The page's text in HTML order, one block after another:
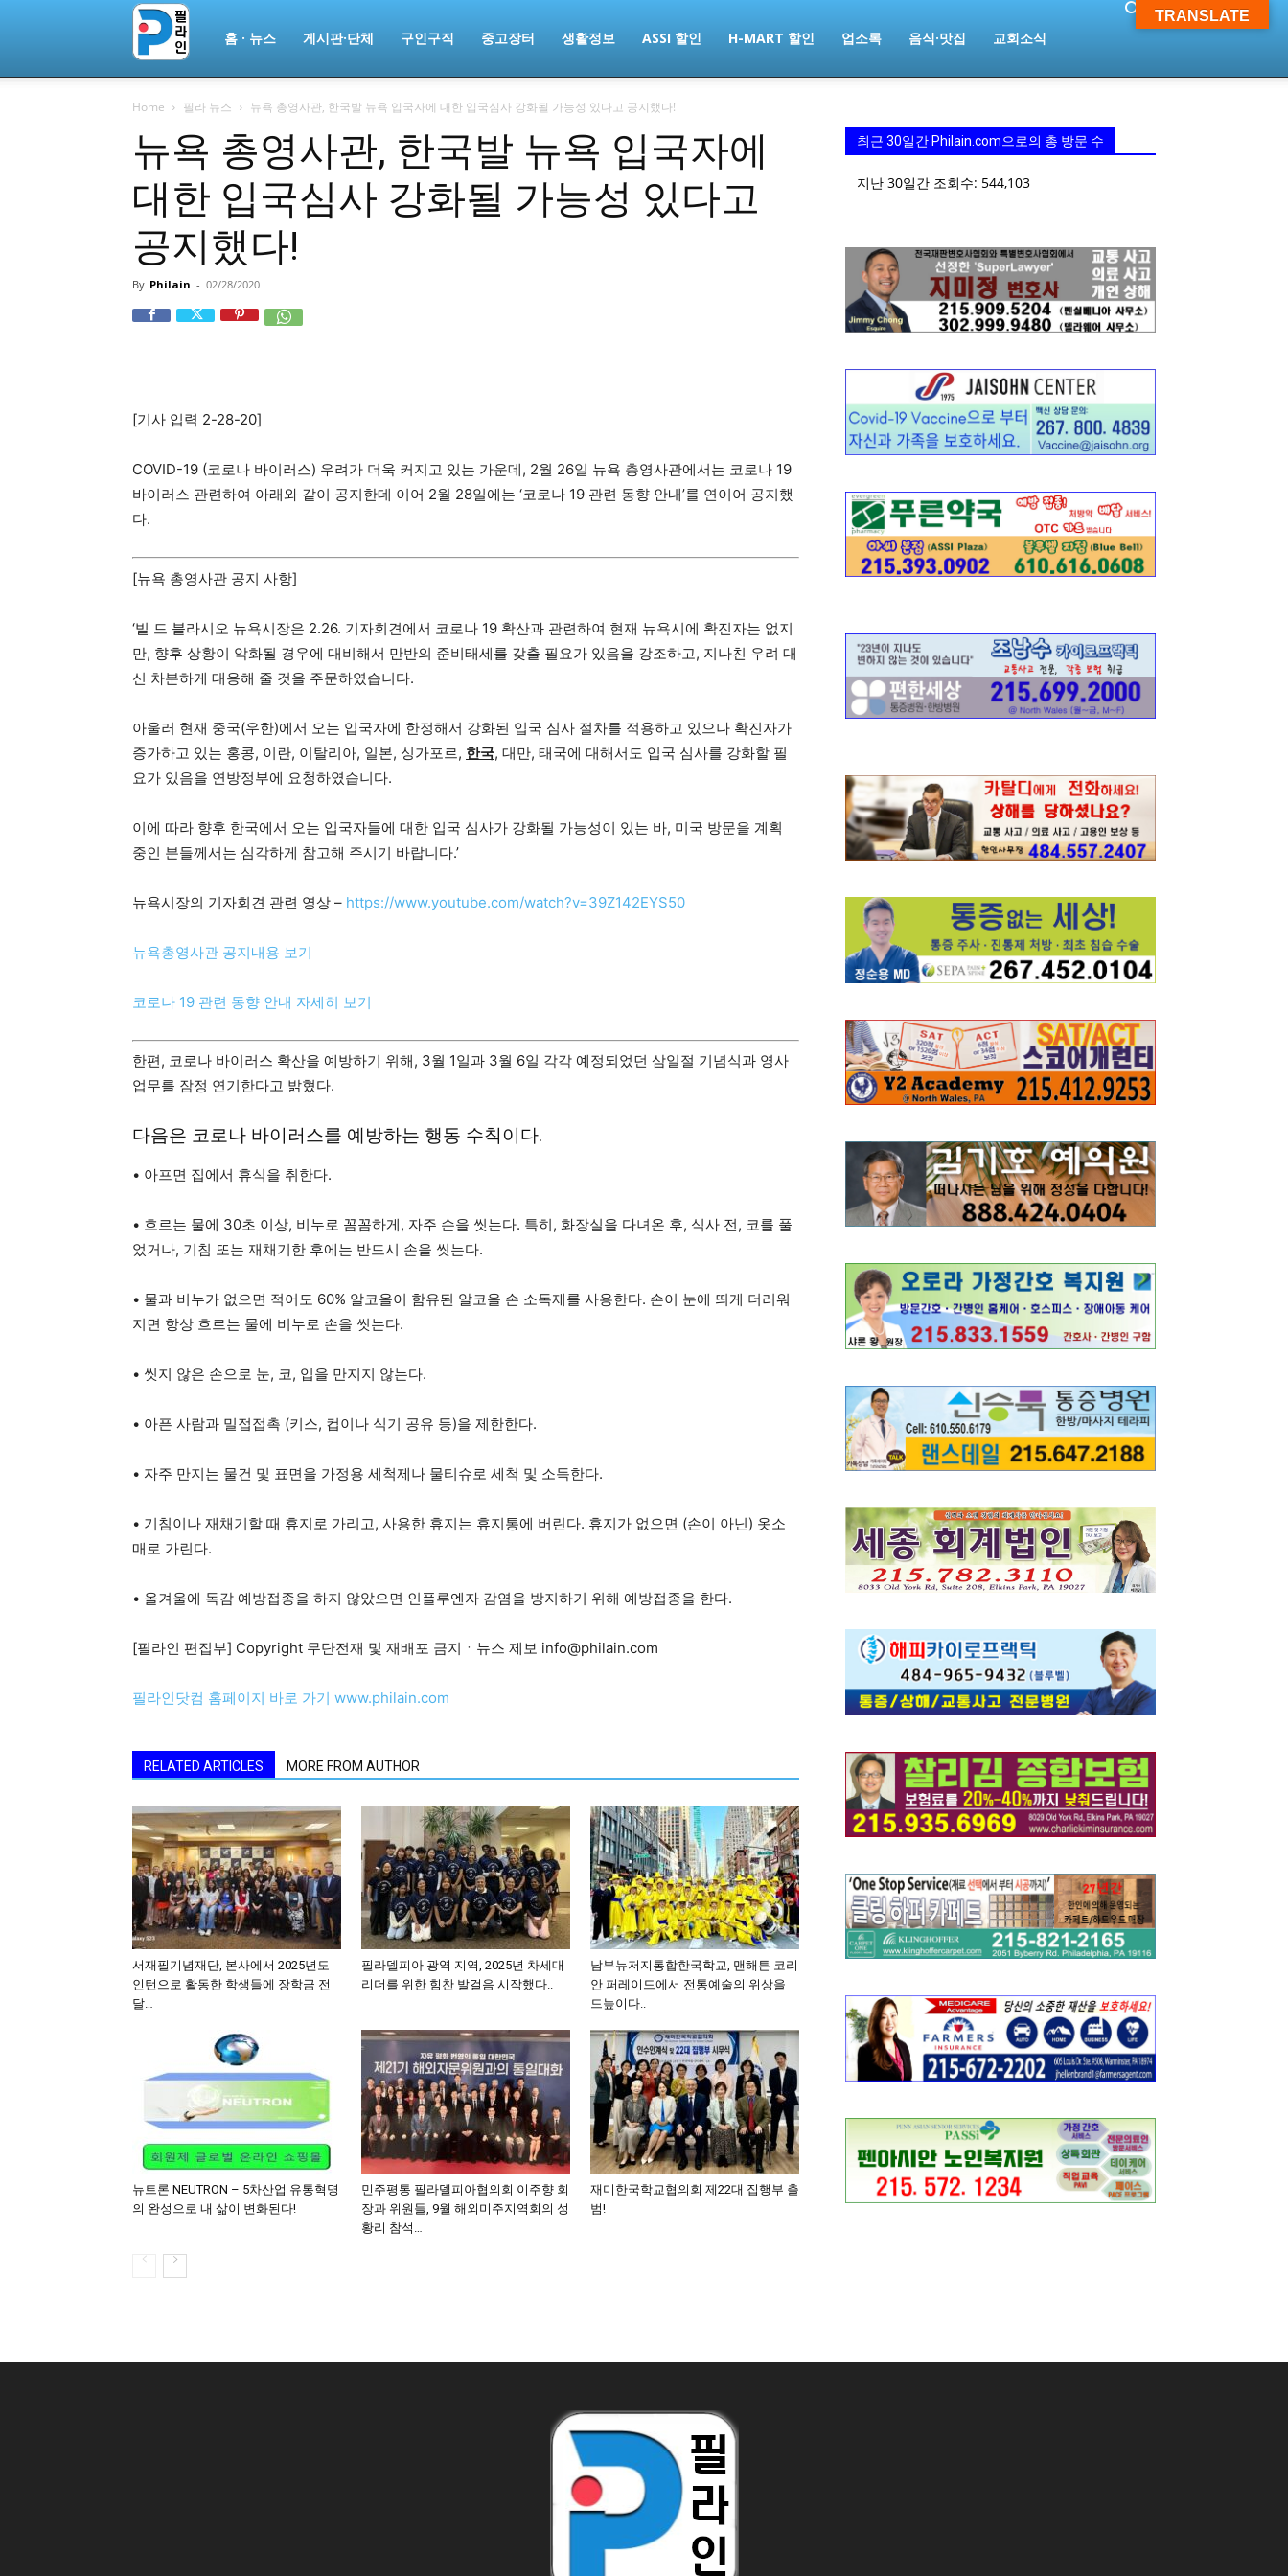
라
ￜ
라
지
역
한
인
정
행
(PA/NJ/DE)
홈 · 뉴스 게시판·단체 구인구직 중고장터 생활정보 ASSI 할인 H-MART 할인 업소록 음식·맛집 교회소식
Home 필라 뉴스 뉴욕 총영사관, 한국발 뉴욕 입국자에 대한 입국심사 강화될 가능성 있다고 공지했다!
뉴욕 총영사관, 한국발 뉴욕 입국자에
대한 입국심사 강화될 가능성 있다고
공지했다!
By Philain - 02/28/2020
[기사 입력 2-28-20]
COVID-19 (코로나 바이러스) 우려가 더욱 커지고 있는 가운데, 2월 26일 뉴욕 총영사관에서는 코로나 19
바이러스 관련하여 아래와 같이 공지한데 이어 2월 28일에는 ‘코로나 19 관련 동향 안내’를 연이어 공지했
다.
[뉴욕 총영사관 공지 사항]
‘빌 드 블라시오 뉴욕시장은 2.26. 기자회견에서 코로나 19 확산과 관련하여 현재 뉴욕시에 확진자는 없지
만, 향후 상황이 악화될 경우에 대비해서 만반의 준비태세를 갖출 필요가 있음을 강조하고, 지나친 우려 대
신 차분하게 대응해 줄 것을 주문하였습니다.​
아울러 현재 중국(우한)에서 오는 입국자에 한정해서 강화된 입국 심사 절차를 적용하고 있으나 확진자가
증가하고 있는 홍콩, 이란, 이탈리아, 일본, 싱가포르, 한국, 대만, 태국에 대해서도 입국 심사를 강화할 필
요가 있음을 연방정부에 요청하였습니다.​
이에 따라 향후 한국에서 오는 입국자들에 대한 입국 심사가 강화될 가능성이 있는 바, 미국 방문을 계획
중인 분들께서는 심각하게 참고해 주시기 바랍니다.’
뉴욕시장의 기자회견 관련 영상 – https://www.youtube.com/watch?v=39Z142EYS50
뉴욕총영사관 공지내용 보기
코로나 19 관련 동향 안내 자세히 보기
한편, 코로나 바이러스 확산을 예방하기 위해, 3월 1일과 3월 6일 각각 예정되었던 삼일절 기념식과 영사
업무를 잠정 연기한다고 밝혔다.
다음은 코로나 바이러스를 예방하는 행동 수칙이다.
• 아프면 집에서 휴식을 취한다.
• 흐르는 물에 30초 이상, 비누로 꼼꼼하게, 자주 손을 씻는다. 특히, 화장실을 다녀온 후, 식사 전, 코를 풀
었거나, 기침 또는 재채기한 후에는 반드시 손을 씻는다.
• 물과 비누가 없으면 적어도 60% 알코올이 함유된 알코올 손 소독제를 사용한다. 손이 눈에 띄게 더러워
지면 항상 흐르는 물에 비누로 손을 씻는다.
• 씻지 않은 손으로 눈, 코, 입을 만지지 않는다.
• 아픈 사람과 밀접접촉 (키스, 컵이나 식기 공유 등)을 제한한다.
• 자주 만지는 물건 및 표면을 가정용 세척제나 물티슈로 세척 및 소독한다.
• 기침이나 재채기할 때 휴지로 가리고, 사용한 휴지는 휴지통에 버린다. 휴지가 없으면 (손이 아닌) 옷소
매로 가린다.
• 올겨울에 독감 예방접종을 하지 않았으면 인플루엔자 감염을 방지하기 위해 예방접종을 한다.
[필라인 편집부] Copyright 무단전재 및 재배포 금지ㆍ뉴스 제보 info@philain.com
필라인닷컴 홈페이지 바로 가기 www.philain.com
RELATED ARTICLES MORE FROM AUTHOR
서재필기념재단, 본사에서 2025년도
인턴으로 활동한 학생들에 장학금 전
달…
필라델피아 광역 지역, 2025년 차세대
리더를 위한 힘찬 발걸음 시작했다..
남부뉴저지통합한국학교, 맨해튼 코리
안 퍼레이드에서 전통예술의 위상을
드높이다..
뉴트론 NEUTRON – 5차산업 유통혁명
의 완성으로 내 삶이 변화된다!
민주평통 필라델피아협의회 이주향 회
장과 위원들, 9월 해외미주지역회의 성
황리 참석…
재미한국학교협의회 제22대 집행부 출
범!
최근 30일간 Philain.com으로의 총 방문 수
지난 30일간 조회수: 544,103
TRANSLATE